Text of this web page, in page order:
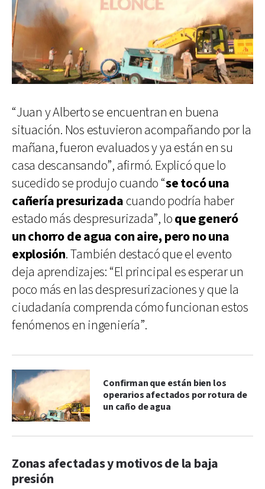
“Juan y Alberto se encuentran en buena
situación. Nos estuvieron acompañando por la
mañana, fueron evaluados y ya están en su
casa descansando”, afirmó. Explicó que lo
sucedido se produjo cuando “se tocó una
cañería presurizada cuando podría haber
estado más despresurizada”, loque generó
un chorro de agua con aire, pero no una
explosión. También destacó que el evento
deja aprendizajes: “El principal es esperar un
poco más en las despresurizaciones y que la
ciudadanía comprenda cómo funcionan estos
fenómenos en ingeniería”.
Confirman que están bien los
operarios afectados por rotura de
un caño de agua
Zonas afectadas y motivos de la baja
presión